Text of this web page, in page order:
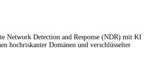
Network Detection and Response (NDR) mit KI
hochriskanter Domänen und verschlüsselter